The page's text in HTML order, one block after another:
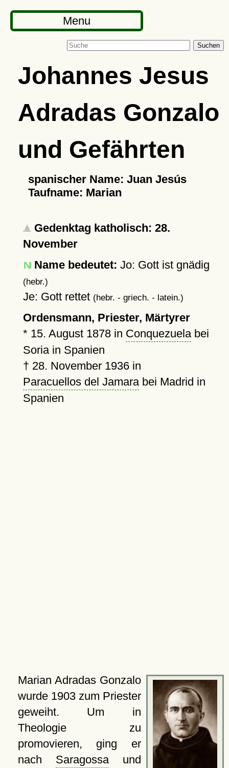
Menu
Suchen
Johannes Jesus
Adradas Gonzalo
und Gefährten
spanischer Name: Juan Jesús
Taufname: Marian
Gedenktag katholisch: 28.
November
Name bedeutet: Jo: Gott ist gnädig
(hebr.)
Je: Gott rettet (hebr. - griech. - latein.)
Ordensmann, Priester, Märtyrer
* 15. August 1878in Conquezuelabei
Soria in Spanien
† 28. November 1936in
Paracuellos del Jamarabei Madrid in
Spanien
Marian Adradas Gonzalo
wurde 1903 zum Priester
geweiht. Um in
Theologie zu
promovieren, ging er
nach Saragossaund